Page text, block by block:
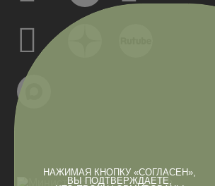
НАЖИМАЯ КНОПКУ «СОГЛАСЕН»,
ВЫ ПОДТВЕРЖДАЕТЕ,